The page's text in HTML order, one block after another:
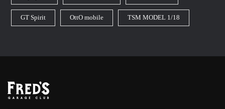
GT Spirit OttO mobile TSM MODEL 1/18